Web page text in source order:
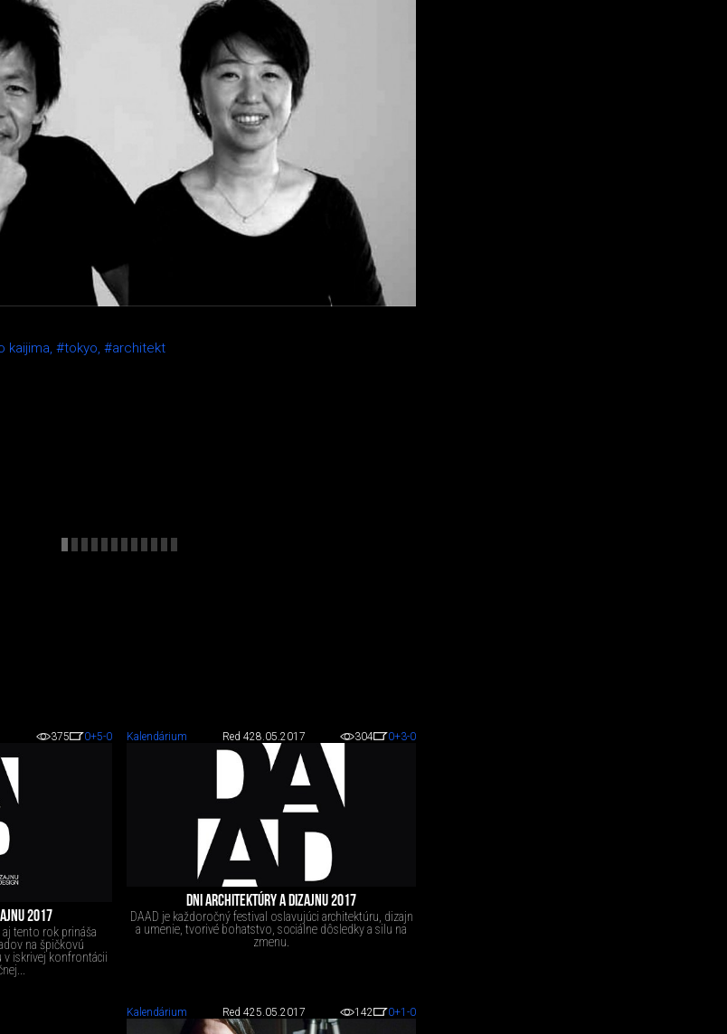
kaijima, #tokyo, #architekt
375 0+5-0
2017
tento rok prináša
na špičkovú
v iskrivej konfrontácii
Kalendárium Red 428.05.2017 304 0+3-0
DNI ARCHITEKTÚRY A DIZAJNU 2017
DAAD je každoročný festival oslavujúci architektúru, dizajn
a umenie, tvorivé bohatstvo, sociálne dôsledky a silu na
zmenu.
Kalendárium Red 425.05.2017 142 0+1 -0